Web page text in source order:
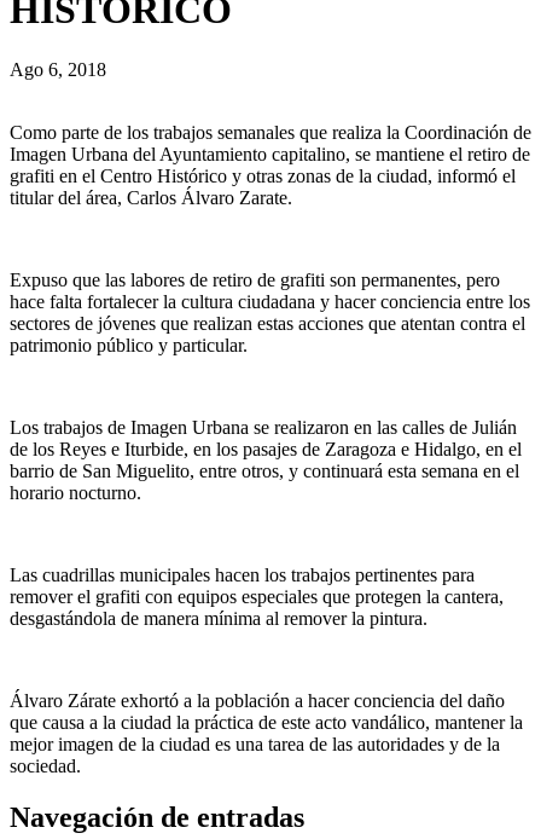
HISTÓRICO
Ago 6, 2018
Como parte de los trabajos semanales que realiza la Coordinación de
Imagen Urbana del Ayuntamiento capitalino, se mantiene el retiro de
grafiti en el Centro Histórico y otras zonas de la ciudad, informó el
titular del área, Carlos Álvaro Zarate.
Expuso que las labores de retiro de grafiti son permanentes, pero
hace falta fortalecer la cultura ciudadana y hacer conciencia entre los
sectores de jóvenes que realizan estas acciones que atentan contra el
patrimonio público y particular.
Los trabajos de Imagen Urbana se realizaron en las calles de Julián
de los Reyes e Iturbide, en los pasajes de Zaragoza e Hidalgo, en el
barrio de San Miguelito, entre otros, y continuará esta semana en el
horario nocturno.
Las cuadrillas municipales hacen los trabajos pertinentes para
remover el grafiti con equipos especiales que protegen la cantera,
desgastándola de manera mínima al remover la pintura.
Álvaro Zárate exhortó a la población a hacer conciencia del daño
que causa a la ciudad la práctica de este acto vandálico, mantener la
mejor imagen de la ciudad es una tarea de las autoridades y de la
sociedad.
Navegación de entradas